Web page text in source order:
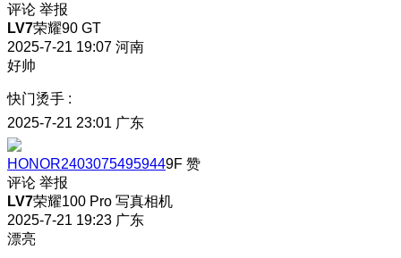
评论 举报
LV7荣耀90 GT
2025-7-21 19:07 河南
好帅
快门烫手 :
2025-7-21 23:01 广东
HONOR24030754959449F 赞
评论 举报
LV7荣耀100 Pro 写真相机
2025-7-21 19:23 广东
漂亮